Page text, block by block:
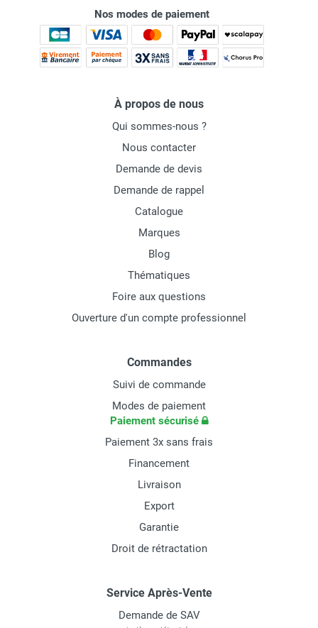
Nos modes de paiement
À propos de nous
Qui sommes-nous ?
Nous contacter
Demande de devis
Demande de rappel
Catalogue
Marques
Blog
Thématiques
Foire aux questions
Ouverture d'un compte professionnel
Commandes
Suivi de commande
Modes de paiement
Paiement sécurisé
Paiement 3x sans frais
Financement
Livraison
Export
Garantie
Droit de rétractation
Service Après-Vente
Demande de SAV